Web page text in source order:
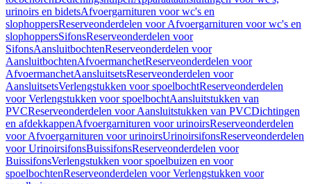
urinoirs en bidetsAfvoergarnituren voor wc's en
slophoppersReserveonderdelen voor Afvoergarnituren voor wc's en
slophoppersSifonsReserveonderdelen voor
SifonsAansluitbochtenReserveonderdelen voor
AansluitbochtenAfvoermanchetReserveonderdelen voor
AfvoermanchetAansluitsetsReserveonderdelen voor
AansluitsetsVerlengstukken voor spoelbochtReserveonderdelen
voor Verlengstukken voor spoelbochtAansluitstukken van
PVCReserveonderdelen voor Aansluitstukken van PVCDichtingen
en afdekkappenAfvoergarnituren voor urinoirsReserveonderdelen
voor Afvoergarnituren voor urinoirsUrinoirsifonsReserveonderdelen
voor UrinoirsifonsBuissifonsReserveonderdelen voor
BuissifonsVerlengstukken voor spoelbuizen en voor
spoelbochtenReserveonderdelen voor Verlengstukken voor